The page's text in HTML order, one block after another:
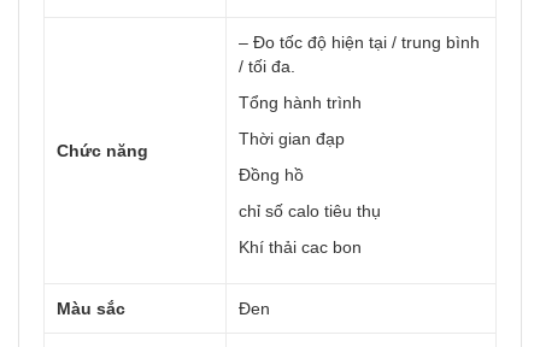
Chức năng
– Đo tốc độ hiện tại / trung bình
/ tối đa.
Tổng hành trình
Thời gian đạp
Đồng hồ
chỉ số calo tiêu thụ
Khí thải cac bon
Màu sắc Đen